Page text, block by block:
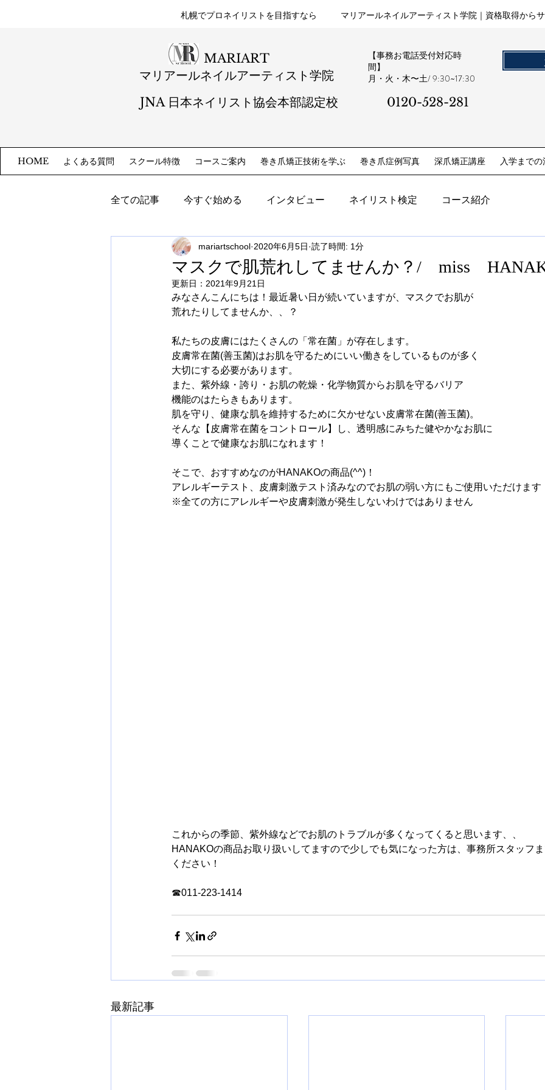
札幌​でプロネイリストを目指すなら マリアールネイルアーティスト学院｜資格取得から
MARIART
マリアールネイルアーティスト学院
JNA 日本ネイリスト協会本部認定校
【事務お電話受付対応時
間】
​月・火・木〜土/ 9:30~17:30
0120-528-281​
HOME よくある質問 スクール特徴 コースご案内 巻き爪矯正技術を学ぶ 巻き爪症例写真 深爪矯正講座 入学まで
全ての記事 今すぐ始める インタビュー ネイリスト検定 コース紹介
マスクで肌荒れしてませんか？/ miss
mariartschool 2020年6月5日 読了時間: 1分
更新日： 2021年9月21日
みなさんこんにちは！最近暑い日が続いていますが、マスクでお肌が
荒れたりしてませんか、、？
私たちの皮膚にはたくさんの「常在菌」が存在します。
皮膚常在菌(善玉菌)はお肌を守るためにいい働きをしているものが多く
大切にする必要があります。
また、紫外線・誇り・お肌の乾燥・化学物質からお肌を守るバリア
機能のはたらきもあります。
肌を守り、健康な肌を維持するために欠かせない皮膚常在菌(善玉菌)。
そんな【皮膚常在菌をコントロール】し、透明感にみちた健やかなお肌に
導くことで健康なお肌になれます！
そこで、おすすめなのがHANAKOの商品(^^)！
アレルギーテスト、皮膚刺激テスト済みなのでお肌の弱い方にもご使用いただけます
※全ての方にアレルギーや皮膚刺激が発生しないわけではありません
これからの季節、紫外線などでお肌のトラブルが多くなってくると思います、、
HANAKOの商品お取り扱いしてますので少しでも気になった方は、事務所スタッフ
ください！
☎011-223-1414
最新記事